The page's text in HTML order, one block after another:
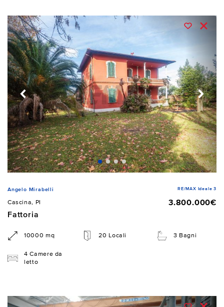
Angelo Mirabelli RE/MAX Ideale 3
Cascina, PI
3.800.000€
Fattoria
10000 mq 20 Locali 3 Bagni
4 Camere da
letto